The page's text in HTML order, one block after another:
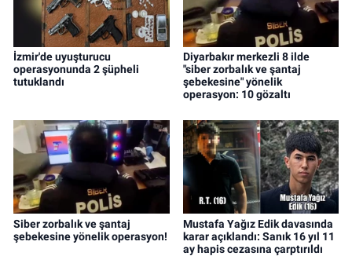
İzmir'de uyuşturucu
operasyonunda 2 şüpheli
tutuklandı
Diyarbakır merkezli 8 ilde
"siber zorbalık ve şantaj
şebekesine" yönelik
operasyon: 10 gözaltı
Siber zorbalık ve şantaj
şebekesine yönelik operasyon!
Mustafa Yağız Edik davasında
karar açıklandı: Sanık 16 yıl 11
ay hapis cezasına çarptırıldı